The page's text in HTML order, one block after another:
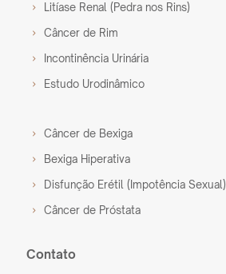
Litíase Renal (Pedra nos Rins)
Câncer de Rim
Incontinência Urinária
Estudo Urodinâmico
Câncer de Bexiga
Bexiga Hiperativa
Disfunção Erétil (Impotência Sexual)
Câncer de Próstata
Contato